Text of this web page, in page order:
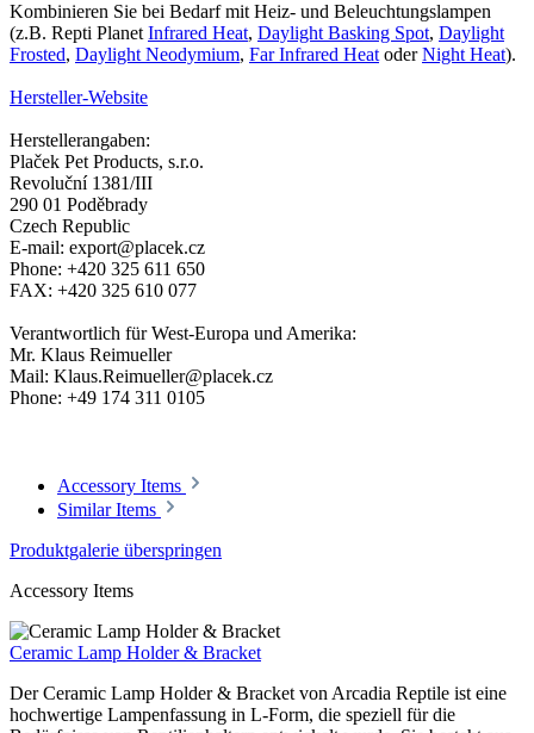
Kombinieren Sie bei Bedarf mit Heiz- und Beleuchtungslampen
(z.B. Repti Planet Infrared Heat, Daylight Basking Spot, Daylight
Frosted, Daylight Neodymium, Far Infrared Heat oderNight Heat).
Hersteller-Website
Herstellerangaben:
Plaček Pet Products, s.r.o.
Revoluční 1381/III
290 01 Poděbrady
Czech Republic
E-mail: export@placek.cz
Phone: +420 325 611 650
FAX: +420 325 610 077
Verantwortlich für West-Europa und Amerika:
Mr. Klaus Reimueller
Mail: Klaus.Reimueller@placek.cz
Phone: +49 174 311 0105
Accessory Items
Similar Items
Produktgalerie überspringen
Accessory Items
Ceramic Lamp Holder & Bracket
Der Ceramic Lamp Holder & Bracket von Arcadia Reptile ist eine
hochwertige Lampenfassung in L-Form, die speziell für die